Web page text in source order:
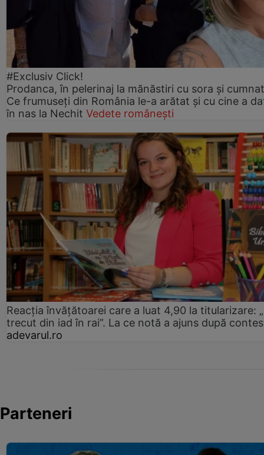
#Exclusiv Click!
Prodanca, în pelerinaj la mănăstiri cu sora și
Ce frumuseți din România le-a arătat și cu cine a
în nas la Nechit Vedete românești
Reacția învățătoarei care a luat 4,90 la titularizare:
trecut din iad în rai”. La ce notă a ajuns după
adevarul.ro
Parteneri